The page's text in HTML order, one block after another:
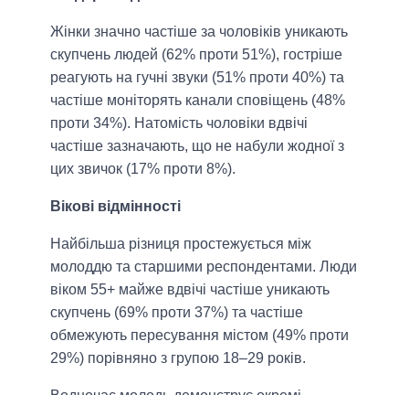
Жінки значно частіше за чоловіків уникають
скупчень людей (62% проти 51%), гостріше
реагують на гучні звуки (51% проти 40%) та
частіше моніторять канали сповіщень (48%
проти 34%). Натомість чоловіки вдвічі
частіше зазначають, що не набули жодної з
цих звичок (17% проти 8%).
Вікові відмінності
Найбільша різниця простежується між
молоддю та старшими респондентами. Люди
віком 55+ майже вдвічі частіше уникають
скупчень (69% проти 37%) та частіше
обмежують пересування містом (49% проти
29%) порівняно з групою 18–29 років.